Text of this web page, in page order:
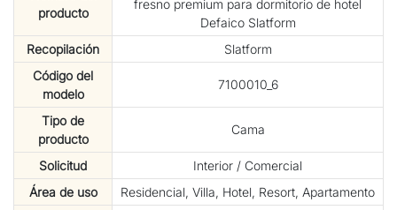
producto
fresno premium para dormitorio de hotel
Defaico Slatform
Recopilación
Slatform
Código del
modelo
7100010_6
Tipo de
producto
Cama
Solicitud
Interior / Comercial
Área de uso
Residencial, Villa, Hotel, Resort, Apartamento